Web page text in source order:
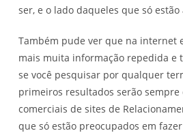
ser, e o lado daqueles que só
Também pude ver que na internet
mais muita informação repedida e
se você pesquisar por qualquer
primeiros resultados serão sempre
comerciais de sites de
que só estão preocupados em